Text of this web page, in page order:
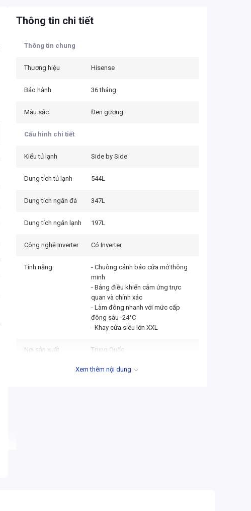
Thông tin chi tiết
Thông tin chung
Thương hiệu Hisense
Bảo hành 36 tháng
Màu sắc Đen gương
Cấu hình chi tiết
Kiểu tủ lạnh Side by Side
Dung tích tủ lạnh 544L
Dung tích ngăn đá 347L
Dung tích ngăn lạnh 197L
Công nghệ Inverter Có Inverter
Tính năng
- Chuông cảnh báo cửa mở thông
minh
- Bảng điều khiển cảm ứng trực
quan và chính xác
- Làm đông nhanh với mức cấp
đông sâu -24°C
- Khay cửa siêu lớn XXL
Nơi sản xuất Trung Quốc
Xem thêm nội dung